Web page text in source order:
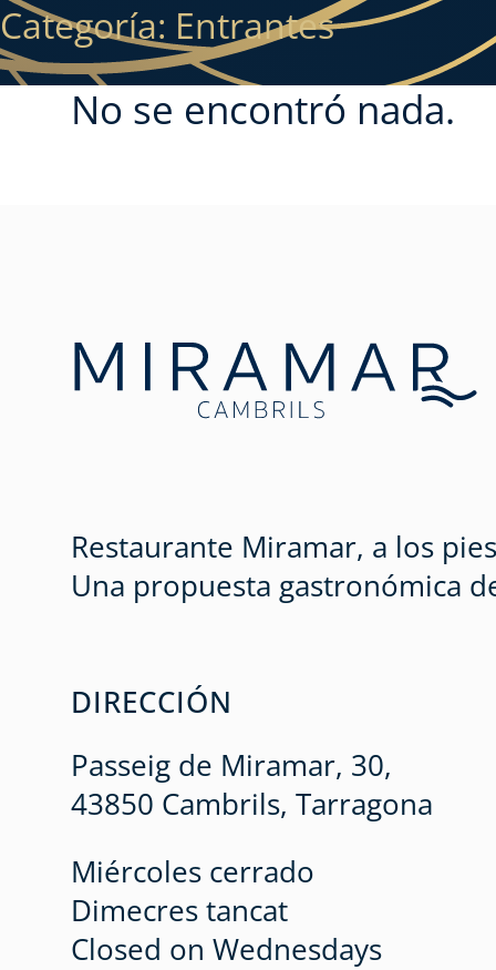
Categoría: Entrantes
No se encontró nada.
Restaurante Miramar, a los
Una propuesta gastronómica
DIRECCIÓN
Passeig de Miramar, 30,
43850 Cambrils, Tarragona
Miércoles cerrado
Dimecres tancat
Closed on Wednesdays